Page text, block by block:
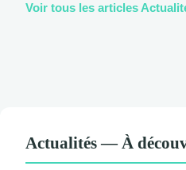
Voir tous les articles
Actualités — À